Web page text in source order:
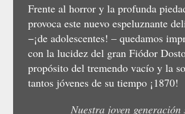
Frente al horror y la profunda
provoca este nuevo espeluznante
−¡de adolescentes! – quedamos
con la lucidez del gran Fiódor
propósito del tremendo vacío y la
tantos jóvenes de su tiempo ¡1870!
Nuestra joven generación